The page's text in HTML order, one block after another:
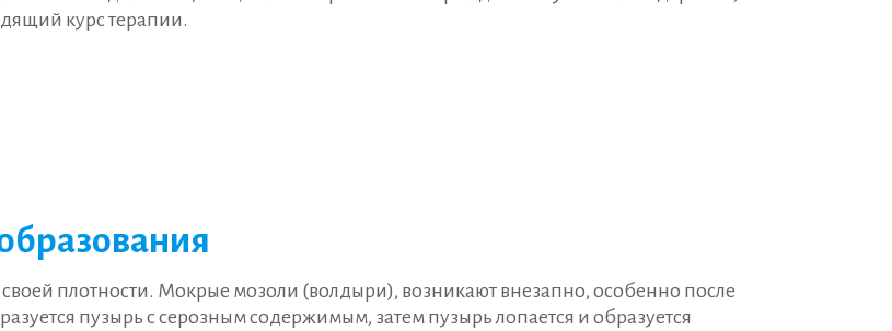
курс терапии.
плотности. Мокрые мозоли (волдыри), возникают внезапно, особенно после
пузырь с серозным содержимым, затем пузырь лопается и образуется